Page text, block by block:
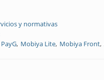
y normativas
Mobiya Lite Mobiya Front
aisladas